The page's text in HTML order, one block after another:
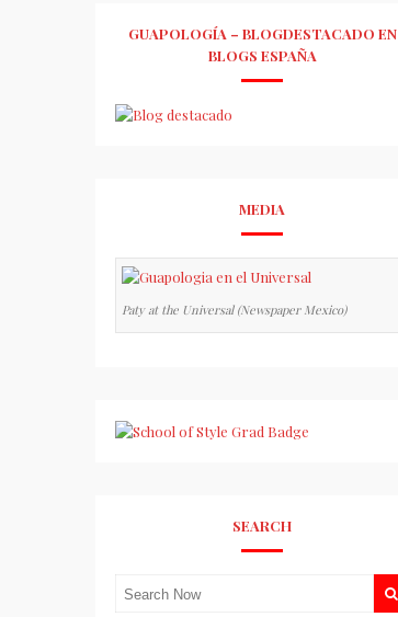
GUAPOLOGÍA – BLOGDESTACADO EN
BLOGS ESPAÑA
MEDIA
Paty at the Universal (Newspaper Mexico)
SEARCH